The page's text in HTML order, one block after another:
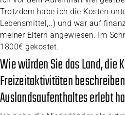
Trotzdem habe ich die Kosten
Lebensmittel,..) und war auf
meiner Eltern angewiesen. Im
1800€ gekostet.
Wie würden Sie das Land, die
Freizeitaktivitäten
Auslandsaufenthaltes erlebt